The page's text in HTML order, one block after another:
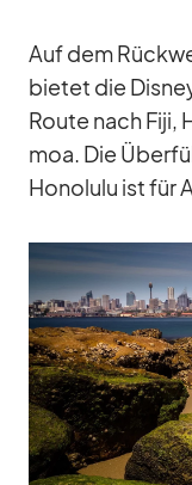
Auf dem
bie­tet die
Route nach Fiji,
moa. Die
Ho­no­lulu ist für